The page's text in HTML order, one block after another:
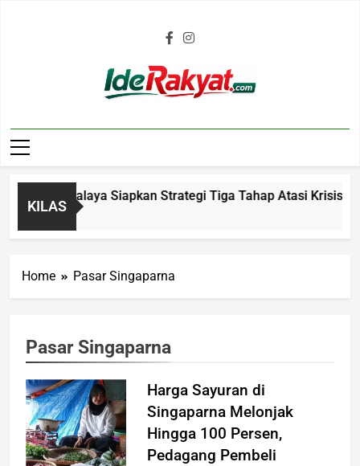
Iderakyat.com
KILAS
Tasikmalaya Siapkan Strategi Tiga Tahap Atasi Krisis Air
Home Pasar Singaparna
Pasar Singaparna
Harga Sayuran di
Singaparna Melonjak
Hingga 100 Persen,
Pedagang Pembeli